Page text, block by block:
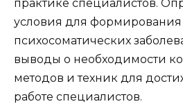
практике специалистов.
условия для формирования
психосоматических
выводы о необходимости
методов и техник для
работе специалистов.